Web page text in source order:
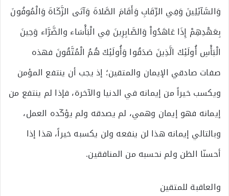
وَالسَّآئِلِينَ وَفِي الرِّقَابِ وَأَقَامَ الصَّلاةَ وَآتَى الزَّكَاةَ وَالْمُوفُونَ
بِعَهْدِهِمْ إِذَا عَاهَدُواْ وَالصَّابِرِينَ فِي الْبَأْسَاء والضَّرَّاء وَحِينَ
الْبَأْسِ أُولَئِكَ الَّذِينَ صَدَقُوا وَأُولَئِكَ هُمُ الْمُتَّقُونَ فهذه
صفات صادقي الإيمان والمتقين؛ إذ يجب أن ينتفع المؤمن
ويكسب خيراً من إيمانه في الدنيا والآخرة، فإذا لم ينتفع من
إيمانه فهو إيمان وهمي، لم يصدقه ولم يؤكّده العمل،
وبالتالي إيمانه هذا لن ينفعه ولن يكسبه خيراً، هذا إذا
أحسنّا الظن ولم نحسبه من المنافقين.
والعاقبة للمتقين